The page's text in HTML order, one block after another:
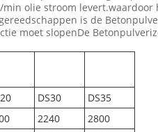
min olie stroom
is de
moet slopenDe
DS30
DS35
2240
2800